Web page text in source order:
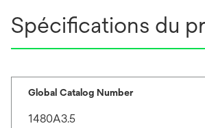
Spécifications du
Global Catalog Number
1480A3.5